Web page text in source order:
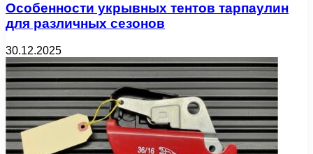
Особенности укрывных тентов тарпаулин
для различных сезонов
30.12.2025